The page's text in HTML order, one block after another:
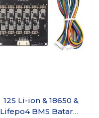
12S Li-ion & 18650 &
Lifepo4 BMS Batarya